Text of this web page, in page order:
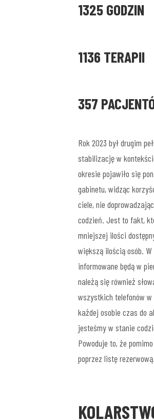
1325 GODZIN
1136 TERAPII
357
Rok 2023 był drugim
stabilizację w
okresie pojawiło się
gabinetu, widząc
ciele, nie
codzień. Jest to fakt,
mniejszej ilości
większą ilością osób.
informowane będą w
należą się również
wszystkich telefonów
każdej osobie czas do
jesteśmy w stanie
Powoduje to, że
poprzez listę rezerwową.